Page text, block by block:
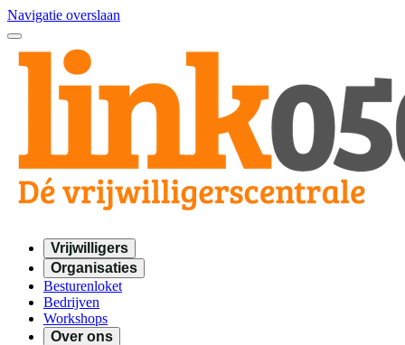
Navigatie overslaan
Vrijwilligers
Organisaties
Besturenloket
Bedrijven
Workshops
Over ons